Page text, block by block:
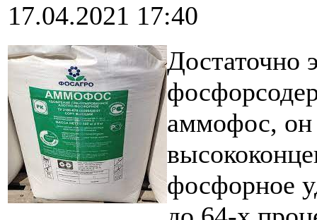
17.04.2021 17:40
Достаточно
аммофос, он
фосфорное